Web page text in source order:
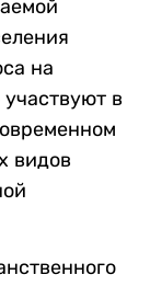
на
в
видов